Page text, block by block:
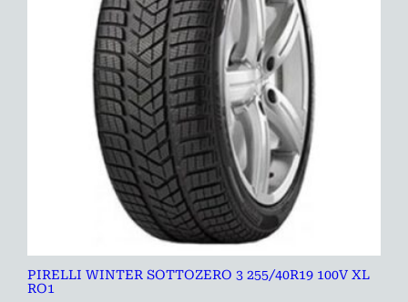
PIRELLI WINTER SOTTOZERO 3 255/40R19 100V XL
RO1